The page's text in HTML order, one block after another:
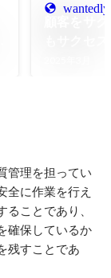
管理を担ってい
全に作業を行え
ことであり、
確保しているか
残すことであ